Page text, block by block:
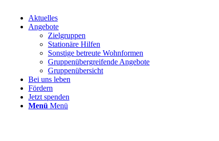
Aktuelles
Angebote
Zielgruppen
Stationäre Hilfen
Sonstige betreute Wohnformen
Gruppenübergreifende Angebote
Gruppenübersicht
Bei uns leben
Fördern
Jetzt spenden
Menü Menü